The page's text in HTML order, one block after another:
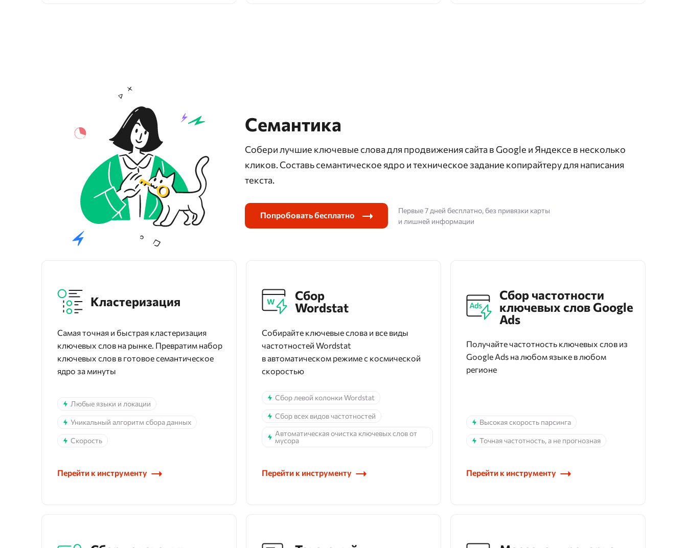
Семантика
Собери лучшие ключевые слова для продвижения сайта в Google и Яндексе в несколько
кликов. Составь семантическое ядро и техническое задание копирайтеру для написания
текста.
Попробовать бесплатно
Первые 7 дней бесплатно, без привязки карты
и лишней информации
Кластеризация
Самая точная и быстрая кластеризация
ключевых слов на рынке. Превратим набор
ключевых слов в готовое семантическое
ядро за минуты
Любые языки и локации
Уникальный алгоритм сбора данных
Скорость
Перейти к инструменту
Сбор
Wordstat
Собирайте ключевые слова и все виды
частотностей Wordstat
в автоматическом режиме с космической
скоростью
Сбор левой колонки Wordstat
Сбор всех видов частотностей
Автоматическая очистка ключевых слов от
мусора
Перейти к инструменту
Сбор частотности
ключевых слов Google
Ads
Получайте частотность ключевых слов из
Google Ads на любом языке в любом
регионе
Высокая скорость парсинга
Точная частотность, а не прогнозная
Перейти к инструменту